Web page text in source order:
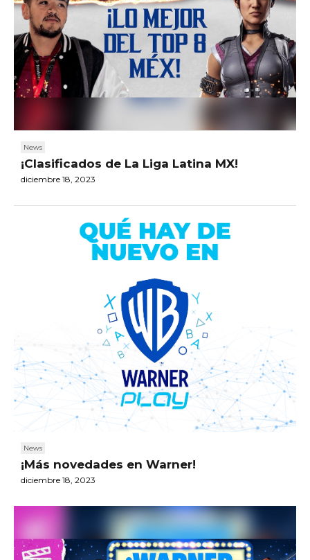
News
¡Clasificados de La Liga Latina MX!
diciembre 18, 2023
News
¡Más novedades en Warner!
diciembre 18, 2023